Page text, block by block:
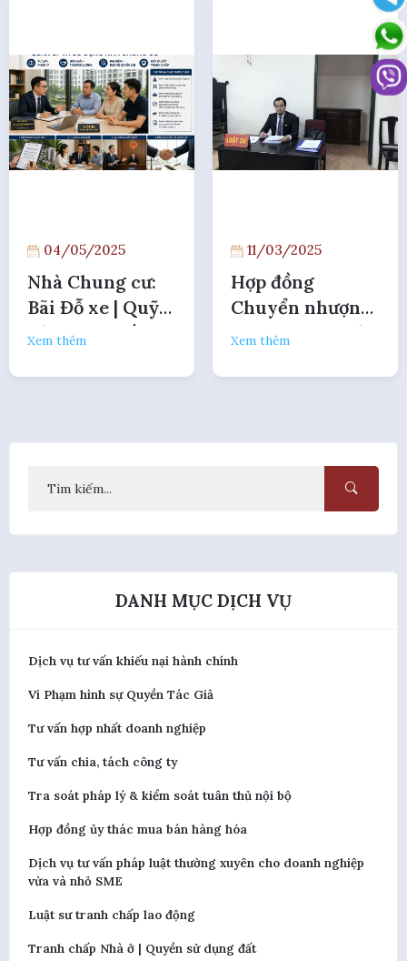
04/05/2025
Nhà Chung cư:
Bãi Đỗ xe | Quỹ
Bảo trì | Chất
Xem thêm
11/03/2025
Hợp đồng
Chuyển nhượng
| Cho Thuê | Góp
đỏ
Xem thêm
DANH MỤC DỊCH VỤ
Dịch vụ tư vấn khiếu nại hành chính
Vi Phạm hình sự Quyền Tác Giả
Tư vấn hợp nhất doanh nghiệp
Tư vấn chia, tách công ty
Tra soát pháp lý & kiểm soát tuân thủ nội bộ
Hợp đồng ủy thác mua bán hàng hóa
Dịch vụ tư vấn pháp luật thường xuyên cho doanh nghiệp
vừa và nhỏ SME
Luật sư tranh chấp lao động
Tranh chấp Nhà ở | Quyền sử dụng đất